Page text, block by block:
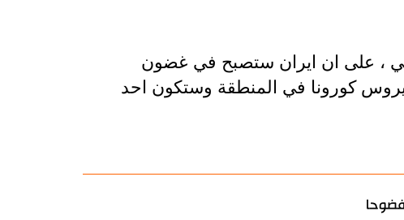
، على ان ايران ستصبح في غضون
كورونا في المنطقة وستكون احد